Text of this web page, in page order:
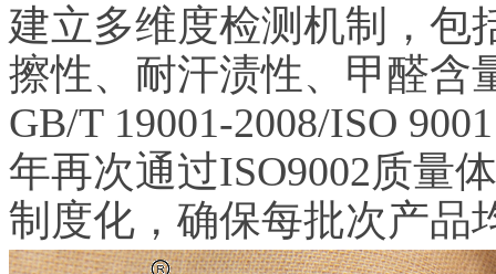
建立多维度检测机制，包
擦性、耐汗渍性、甲醛含
GB/T 19001-2008/ISO
年再次通过ISO9002质量
制度化，确保每批次产品